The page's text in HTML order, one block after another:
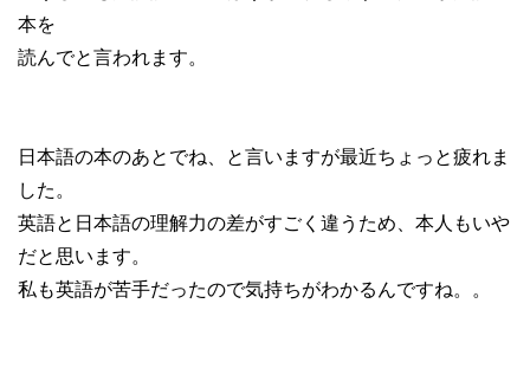
本を
読んでと言われます。
日本語の本のあとでね、と言いますが最近ちょっと疲れま
した。
英語と日本語の理解力の差がすごく違うため、本人もいや
だと思います。
私も英語が苦手だったので気持ちがわかるんですね。。